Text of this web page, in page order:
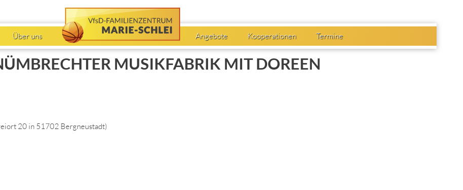
Über uns Angebote Kooperationen Termine
MUSIKFABRIK MIT DOREEN
20 in 51702 Bergneustadt)